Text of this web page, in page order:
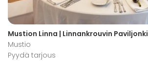
Mustion Linna | Linnankrouvin Paviljonki
Mustio
Pyydä tarjous